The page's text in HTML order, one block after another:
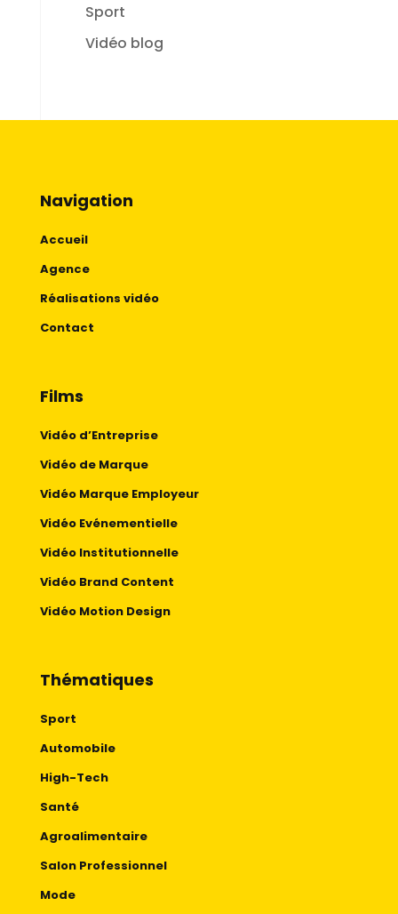
Sport
Vidéo blog
Navigation
Accueil
Agence
Réalisations vidéo
Contact
Films
Vidéo d’Entreprise
Vidéo de Marque
Vidéo Marque Employeur
Vidéo Evénementielle
Vidéo Institutionnelle
Vidéo Brand Content
Vidéo Motion Design
Thématiques
Sport
Automobile
High-Tech
Santé
Agroalimentaire
Salon Professionnel
Mode